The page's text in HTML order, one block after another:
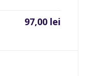
97,00 lei